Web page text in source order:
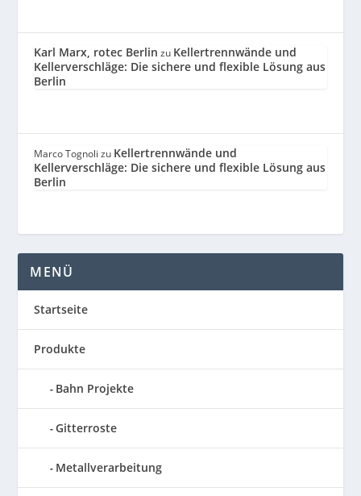
Karl Marx, rotec Berlin zu Kellertrennwände und
Kellerverschläge: Die sichere und flexible Lösung aus
Berlin
Marco Tognoli zu Kellertrennwände und
Kellerverschläge: Die sichere und flexible Lösung aus
Berlin
MENÜ
Startseite
Produkte
Bahn Projekte
Gitterroste
Metallverarbeitung